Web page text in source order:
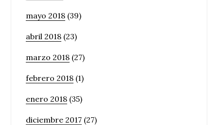
mayo 2018 (39)
abril 2018 (23)
marzo 2018 (27)
febrero 2018 (1)
enero 2018 (35)
diciembre 2017 (27)